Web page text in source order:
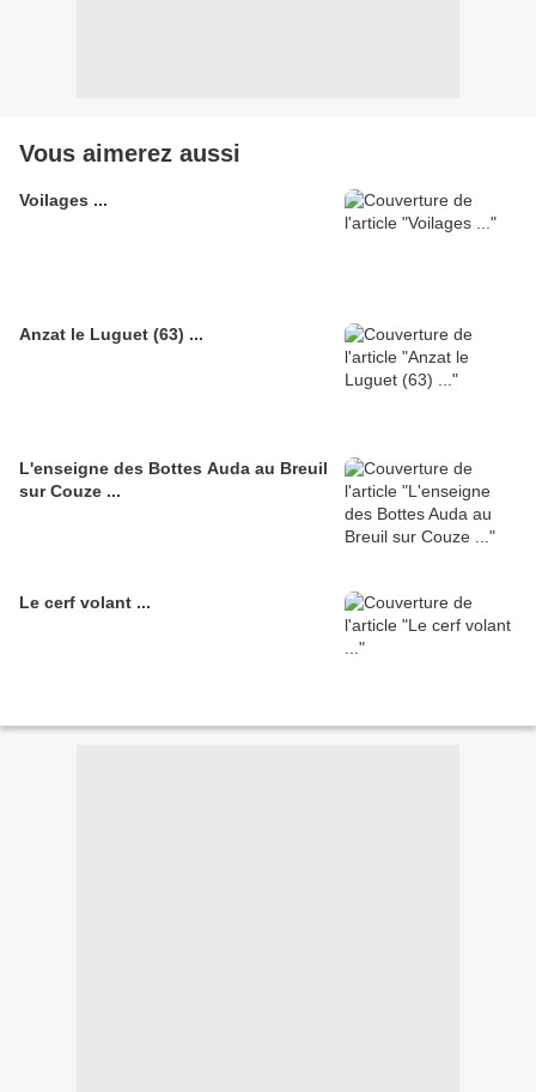
Vous aimerez aussi
Voilages ...
Anzat le Luguet (63) ...
L'enseigne des Bottes Auda au Breuil
sur Couze ...
Le cerf volant ...